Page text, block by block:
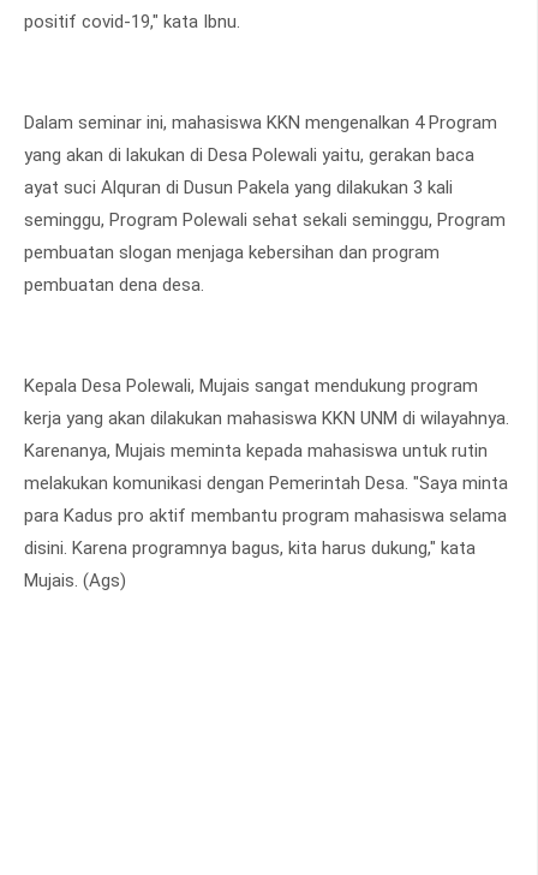
positif covid-19," kata Ibnu.
Dalam seminar ini, mahasiswa KKN mengenalkan 4 Program
yang akan di lakukan di Desa Polewali yaitu, gerakan baca
ayat suci Alquran di Dusun Pakela yang dilakukan 3 kali
seminggu, Program Polewali sehat sekali seminggu, Program
pembuatan slogan menjaga kebersihan dan program
pembuatan dena desa.
Kepala Desa Polewali, Mujais sangat mendukung program
kerja yang akan dilakukan mahasiswa KKN UNM di wilayahnya.
Karenanya, Mujais meminta kepada mahasiswa untuk rutin
melakukan komunikasi dengan Pemerintah Desa. "Saya minta
para Kadus pro aktif membantu program mahasiswa selama
disini. Karena programnya bagus, kita harus dukung," kata
Mujais. (Ags)